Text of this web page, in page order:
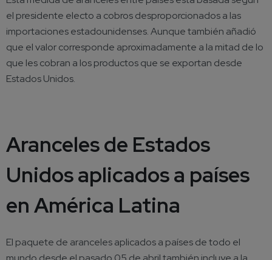
el presidente electo a cobros desproporcionados a las
importaciones estadounidenses. Aunque también añadió
que el valor corresponde aproximadamente a la mitad de lo
que les cobran a los productos que se exportan desde
Estados Unidos.
Aranceles de Estados
Unidos aplicados a países
en América Latina
El paquete de aranceles aplicados a países de todo el